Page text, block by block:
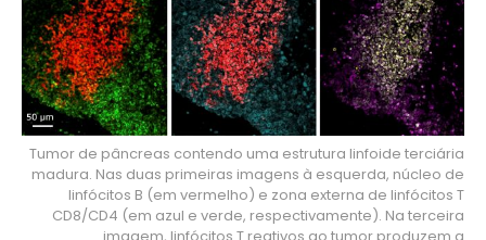
Tumor de pâncreas contendo uma estrutura linfoide terciária
madura. Nas duas primeiras imagens à esquerda, núcleo de
linfócitos B (em vermelho) e zona externa de linfócitos T
CD8/CD4 (em azul e verde, respectivamente). Na terceira